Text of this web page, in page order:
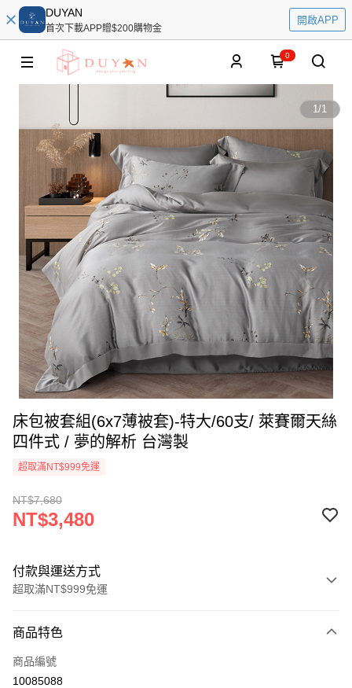
DUYAN
首次下載APP贈$200購物金
開啟APP
0
1/1
床包被套組(6x7薄被套)-特大/60支/ 萊賽爾天絲
四件式 / 夢的解析 台灣製
超取滿NT$999免運
NT$7,680
NT$3,480
付款與運送方式
超取滿NT$999免運
信用卡一次付款
信用卡分期付款
商品特色
商品編號
10085088